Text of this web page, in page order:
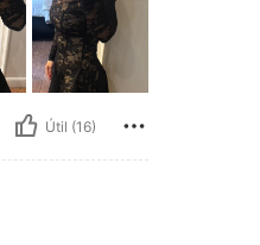
Útil (16)